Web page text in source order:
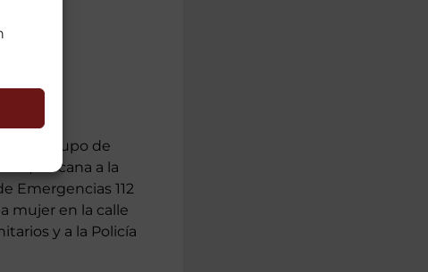
un grupo de
cercana a la
Emergencias 112
en la calle